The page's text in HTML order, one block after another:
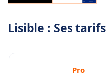
Lisible : Ses tarifs
Pro